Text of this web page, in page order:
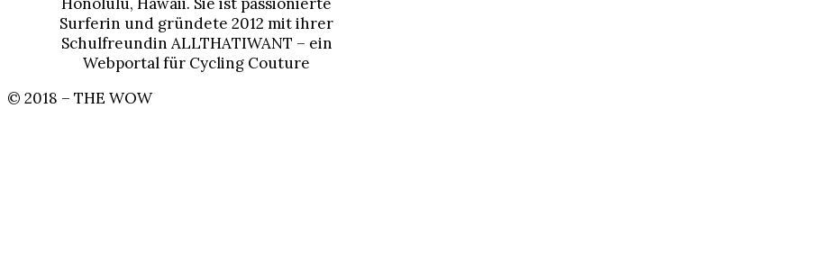
Surferin und gründete 2012 mit ihrer
Schulfreundin ALLTHATIWANT – ein
Webportal für Cycling Couture
© 2018 – THE WOW